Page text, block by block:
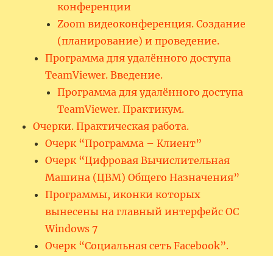
конференции
Zoom видеоконференция. Создание
(планирование) и проведение.
Программа для удалённого доступа
TeamViewer. Введение.
Программа для удалённого доступа
TeamViewer. Практикум.
Очерки. Практическая работа.
Очерк “Программа – Клиент”
Очерк “Цифровая Вычислительная
Машина (ЦВМ) Общего Назначения”
Программы, иконки которых
вынесены на главный интерфейс ОС
Windows 7
Очерк “Социальная сеть Facebook”.